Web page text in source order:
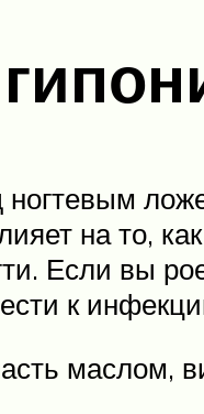
на то,
Если вы
к
маслом,